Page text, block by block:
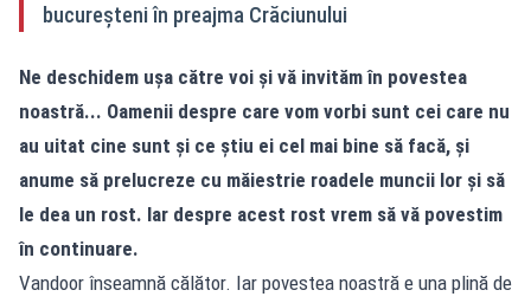
bucureșteni în preajma Crăciunului
Ne deschidem ușa către voi și vă invităm în povestea
noastră... Oamenii despre care vom vorbi sunt cei care nu
au uitat cine sunt și ce știu ei cel mai bine să facă, și
anume să prelucreze cu măiestrie roadele muncii lor și să
le dea un rost. Iar despre acest rost vrem să vă povestim
în continuare.
Vandoor înseamnă călător. Iar povestea noastră e una plină de